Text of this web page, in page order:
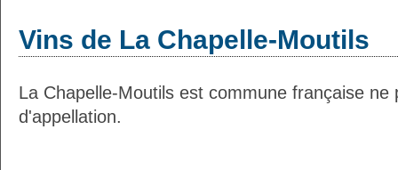
Vins de La Chapelle-Moutils
La Chapelle-Moutils est commune française ne
d'appellation.